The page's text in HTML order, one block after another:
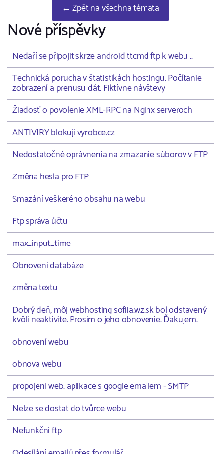
← Zpět na všechna témata
Nové příspěvky
Nedaří se připojit skrze android ttcmd ftp k webu ..
Technická porucha v štatistikách hostingu. Počítanie
zobrazení a prenusu dát. Fiktívne návštevy
Žiadosť o povolenie XML-RPC na Nginx serveroch
ANTIVIRY blokuji vyrobce.cz
Nedostatočné oprávnenia na zmazanie súborov v FTP
Změna hesla pro FTP
Smazání veškerého obsahu na webu
Ftp správa účtu
max_input_time
Obnovení databáze
změna textu
Dobrý deň, môj webhosting sofiia.wz.sk bol odstavený
kvôli neaktivite. Prosím o jeho obnovenie. Ďakujem.
obnovení webu
obnova webu
propojení web. aplikace s google emailem - SMTP
Nelze se dostat do tvůrce webu
Nefunkční ftp